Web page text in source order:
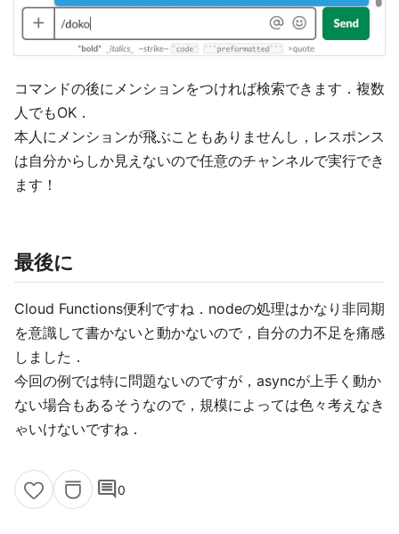
コマンドの後にメンションをつければ検索できます．複数
人でもOK．
本人にメンションが飛ぶこともありませんし，レスポンス
は自分からしか見えないので任意のチャンネルで実行でき
ます！
最後に
Cloud Functions便利ですね．nodeの処理はかなり非同期
を意識して書かないと動かないので，自分の力不足を痛感
しました．
今回の例では特に問題ないのですが，asyncが上手く動か
ない場合もあるそうなので，規模によっては色々考えなき
ゃいけないですね．
comment0